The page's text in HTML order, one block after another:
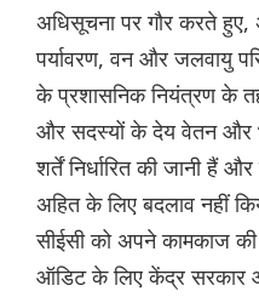
अधिसूचना पर गौर करते हुए,
पर्यावरण, वन और जलवायु
के प्रशासनिक नियंत्रण के
और सदस्यों के देय वेतन और
शर्तें निर्धारित की जानी हैं
अहित के लिए बदलाव नहीं
सीईसी को अपने कामकाज
ऑडिट के लिए केंद्र सरकार